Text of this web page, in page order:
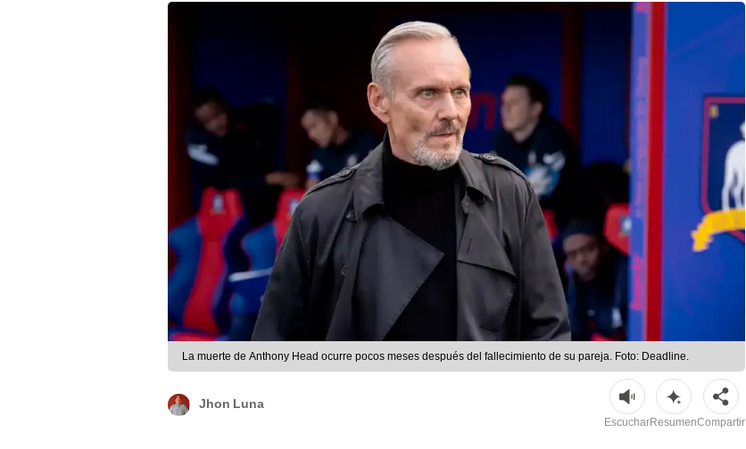
La muerte de Anthony Head ocurre pocos meses después del fallecimiento de su pareja. Foto: Deadline.
Jhon Luna
EscucharResumenCompartir